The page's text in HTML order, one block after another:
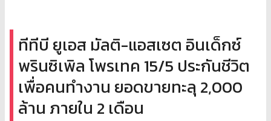
ทีทีบี ยูเอส มัลติ-แอสเซต อินเด็กซ์
พรินซิเพิล โพรเทค 15/5 ประกันชีวิต
เพื่อคนทำงาน ยอดขายทะลุ 2,000
ล้าน ภายใน 2 เดือน